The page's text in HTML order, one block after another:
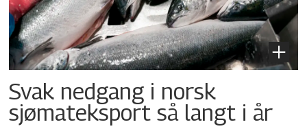
Svak nedgang i norsk
sjømateksport så langt i år